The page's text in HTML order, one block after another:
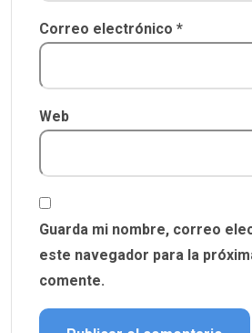
Correo electrónico *
Web
Guarda mi nombre, correo
este navegador para la
comente.